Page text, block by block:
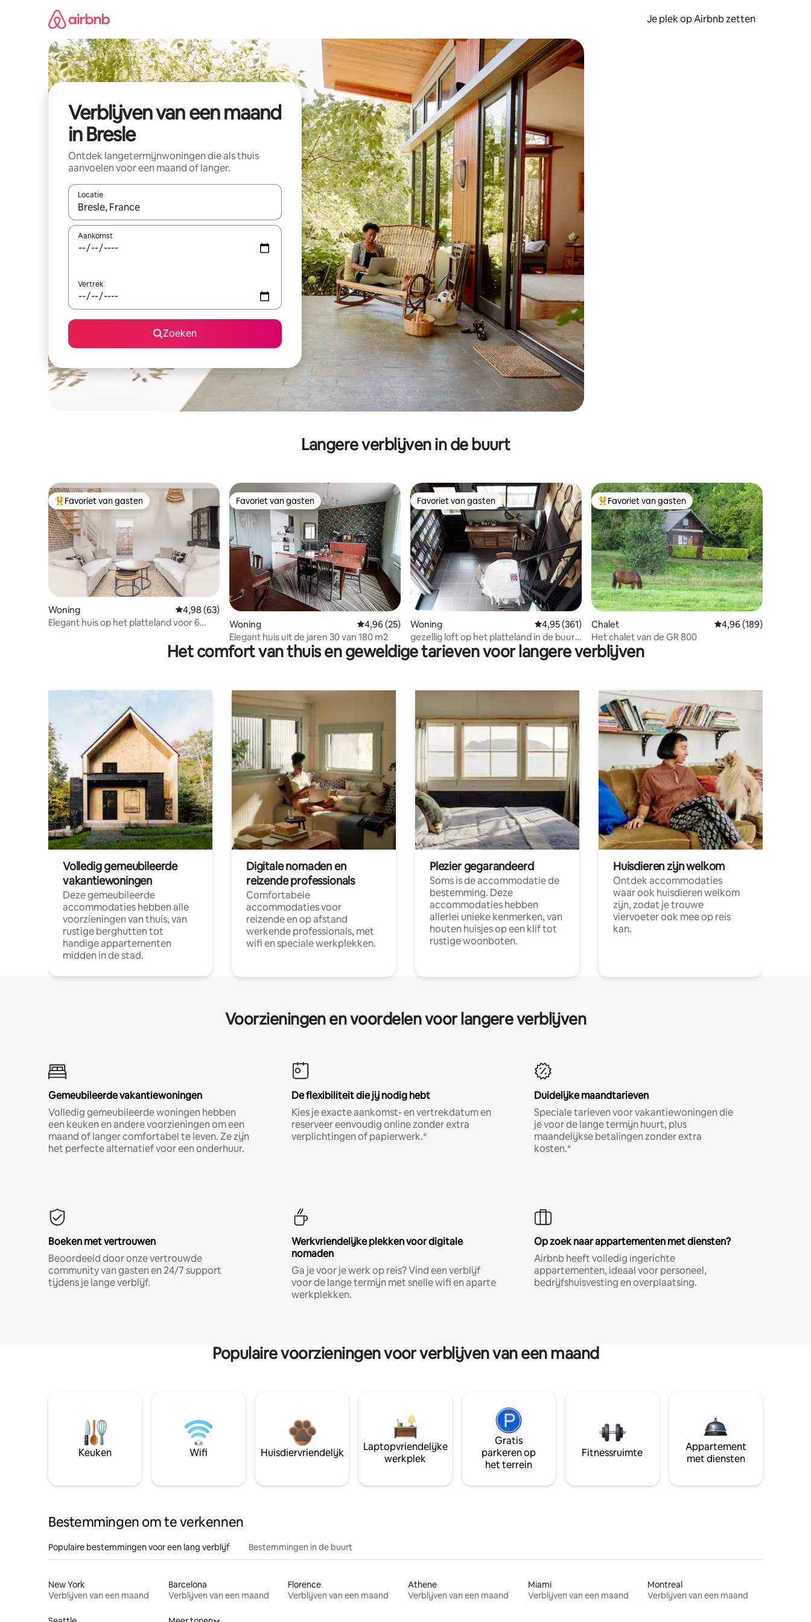
Je plek op Airbnb zetten
Verblijven van een maand
in Bresle
Ontdek langetermijnwoningen die als thuis
aanvoelen voor een maand of langer.
Locatie
Wanneer er resultaten beschikbaar zijn, maak je een keuze met je de pijltjestoetsen omhoog en omlaag, óf door te tikken of swipen.
Aankomst
Vertrek
Zoeken
Langere verblijven in de buurt
Topfavoriet van gasten
Favoriet van gasten
Woning Gemiddelde beoordeling van 4,98 op 5, 63 recensies
4,98 (63)
Elegant huis op het platteland voor 6
Favoriet van gasten
Favoriet van gasten
Woning Gemiddelde beoordeling van 4,96 op 5, 25 recensies
4,96 (25)
Elegant huis uit de jaren 30 van 180 m2
Favoriet van gasten
Favoriet van gasten
Woning Gemiddelde beoordeling van 4,95 op 5, 361 recensies
4,95 (361)
gezellig loft op het platteland in de buurt
van Amiens
Topfavoriet van gasten
Favoriet van gasten
Chalet Gemiddelde
4,96 (189)
Het chalet van de GR 800
Het comfort van thuis en geweldige tarieven voor langere verblijven
Volledig gemeubileerde
vakantiewoningen
Deze gemeubileerde
accommodaties hebben alle
voorzieningen van thuis, van
rustige berghutten tot
handige appartementen
midden in de stad.
Digitale nomaden en
reizende professionals
Comfortabele
accommodaties voor
reizende en op afstand
werkende professionals, met
wifi en speciale werkplekken.
Plezier gegarandeerd
Soms is de accommodatie de
bestemming. Deze
accommodaties hebben
allerlei unieke kenmerken, van
houten huisjes op een klif tot
rustige woonboten.
Huisdieren zijn welkom
Ontdek accommodaties
waar ook huisdieren welkom
zijn, zodat je trouwe
viervoeter ook mee op reis
kan.
Voorzieningen en voordelen voor langere verblijven
Gemeubileerde vakantiewoningen
Volledig gemeubileerde woningen hebben
een keuken en andere voorzieningen om een
maand of langer comfortabel te leven. Ze zijn
het perfecte alternatief voor een onderhuur.
De flexibiliteit die jij nodig hebt
Kies je exacte aankomst- en vertrekdatum en
reserveer eenvoudig online zonder extra
verplichtingen of papierwerk.*
Duidelijke maandtarieven
Speciale tarieven voor vakantiewoningen die
je voor de lange termijn huurt, plus
maandelijkse betalingen zonder extra
kosten.*
Boeken met vertrouwen
Beoordeeld door onze vertrouwde
community van gasten en 24/7 support
tijdens je lange verblijf.
Werkvriendelijke plekken voor digitale
nomaden
Ga je voor je werk op reis? Vind een verblijf
voor de lange termijn met snelle wifi en aparte
werkplekken.
Op zoek naar appartementen met diensten?
Airbnb heeft volledig ingerichte
appartementen, ideaal voor personeel,
bedrijfshuisvesting en overplaatsing.
Populaire voorzieningen voor verblijven van een maand
Keuken Wifi Huisdiervriendelijk
Laptopvriendelijke
werkplek
Gratis
parkeren op
het terrein
Fitnessruimte
Appartement
met diensten
Bestemmingen om te verkennen
Populaire bestemmingen voor een lang verblijf Bestemmingen in de buurt
New York
Verblijven van een maand
Barcelona
Verblijven van een maand
Florence
Verblijven van een maand
Athene
Verblijven van een maand
Miami
Verblijven van een maand
Montreal
Verblijven van een maand